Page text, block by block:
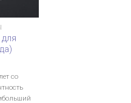
со